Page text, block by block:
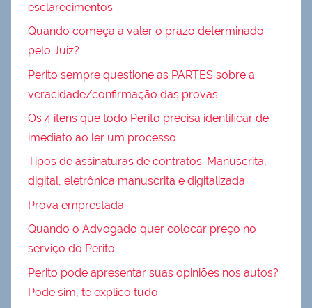
esclarecimentos
Quando começa a valer o prazo determinado
pelo Juiz?
Perito sempre questione as PARTES sobre a
veracidade/confirmação das provas
Os 4 itens que todo Perito precisa identificar de
imediato ao ler um processo
Tipos de assinaturas de contratos: Manuscrita,
digital, eletrônica manuscrita e digitalizada
Prova emprestada
Quando o Advogado quer colocar preço no
serviço do Perito
Perito pode apresentar suas opiniões nos autos?
Pode sim, te explico tudo.